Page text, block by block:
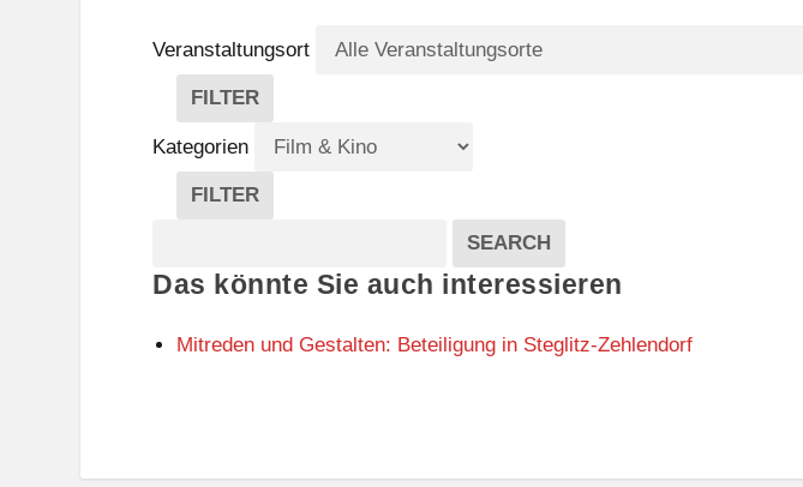
Veranstaltungsort
FILTER
V
E
R
A
A
T
R
Kategorien
FILTER
E
O
SEARCH
Das könnte Sie auch interessieren
Mitreden und Gestalten: Beteiligung in Steglitz-Zehlendorf